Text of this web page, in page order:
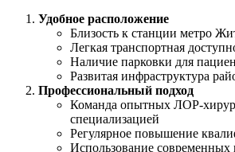
Удобное расположение
Близость к станции метро
Легкая транспортная
Наличие парковки для
Развитая инфраструктура
Профессиональный подход
Команда опытных ЛОР-
специализацией
Регулярное повышение
Использование современных